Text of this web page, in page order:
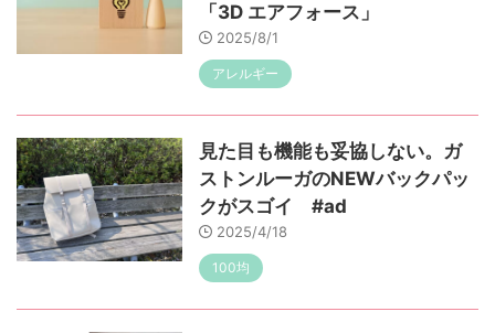
「3D エアフォース」
2025/8/1
アレルギー
見た目も機能も妥協しない。ガ
ストンルーガのNEWバックパッ
クがスゴイ #ad
2025/4/18
100均